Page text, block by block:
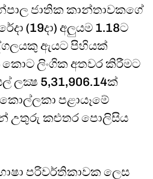
ජාතික කාන්තාවකගේ
(19දා) අලුයම 1.18ට
ඇයට පිහියක්
ලිංගික අතවර කිරීමට
ලක්‍ෂ 5,31,906.14ක්
පළායෑමේ
උතුරු කළුතර පොලිසිය
පරිවර්තිකාවක ලෙස